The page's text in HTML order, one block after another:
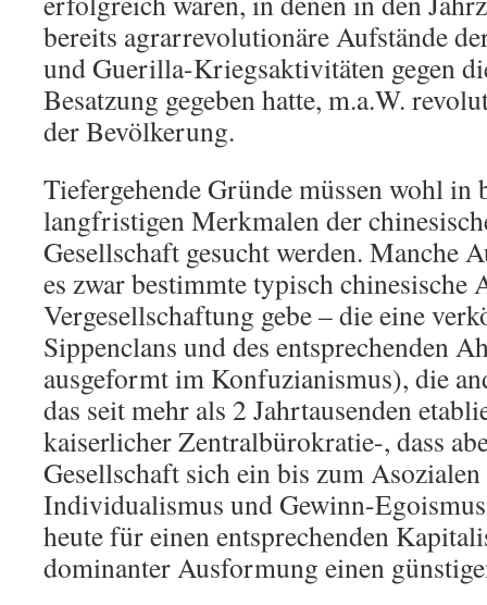
bereits agrarrevolutionäre Aufstände
und Guerilla-Kriegsaktivitäten gegen
Besatzung gegeben hatte, m.a.W.
der Bevölkerung.
Tiefergehende Gründe müssen wohl in
langfristigen Merkmalen der
Gesellschaft gesucht werden. Manche
es zwar bestimmte typisch
Vergesellschaftung gebe – die eine
Sippenclans und des entsprechenden
ausgeformt im Konfuzianismus), die
das seit mehr als 2 Jahrtausenden
kaiserlicher Zentralbürokratie-, dass
Gesellschaft sich ein bis zum Asozialen
Individualismus und Gewinn-
heute für einen entsprechenden
dominanter Ausformung einen